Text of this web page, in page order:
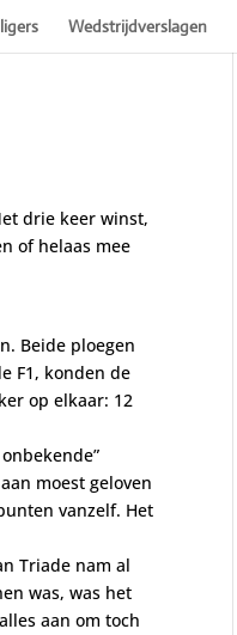
Wedstrijdverslagen
drie keer winst,
of helaas mee
Beide ploegen
F1, konden de
op elkaar: 12
moest geloven
vanzelf. Het
Triade nam al
was, was het
aan om toch